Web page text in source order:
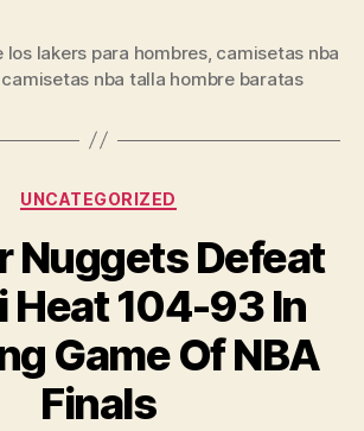
los lakers para hombres, camisetas nba
camisetas nba talla hombre baratas
Categorías
UNCATEGORIZED
Nuggets Defeat
Heat 104-93 In
Game Of NBA
Finals